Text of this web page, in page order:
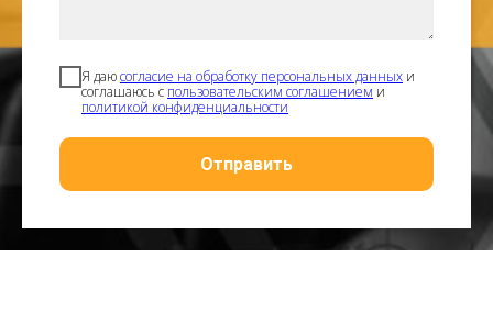
Я даюсогласие на обработку персональных данных и
соглашаюсь с пользовательским соглашением и
политикой конфиденциальности
Отправить